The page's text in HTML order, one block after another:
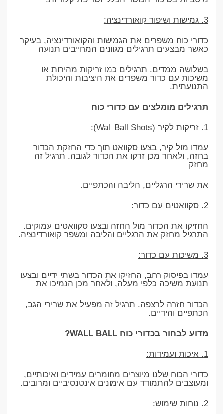
3. גמישות ושיפור קואורדינציה:
כדורי כוח משפרים את הגמישות והקואורדינציה, בעיקר
כאשר מבצעים תרגילים מגוונים המחייבים תנועה
בשלושה ממדים. תרגילים כמו זריקות מהירות או
משיכות עם כדור משפרים את היציבות והיכולת
התנועתית.
תרגילים מומלצים עם כדורי כוח
1. זריקות לקיר (Wall Ball Shots):
עמדו מול קיר, בצעו סקוואט תוך כדי החזקת הכדור
בחזה, ולאחר מכן זרקו את הכדור לגובה. תרגיל זה
מחזק
את שרירי הרגליים, הליבה והכתפיים.
2. סקוואטים עם כדור:
החזיקו את הכדור מול החזה ובצעו סקוואטים עמוקים.
התרגיל מחזק את הרגליים והליבה ומשפר קואורדינציה.
3. משיכות עם כדור:
עמדו בפיסוק רחב, החזיקו את הכדור בשתי ידיים ובצעו
תנועת משיכה כלפי מעלה, ולאחר מכן הנמיכו את
הכדור חזרה לרצפה. תרגיל זה מפעיל את שרירי הגב,
הכתפיים והידיים.
מדוע לבחור בכדורי כוח WALL BALL?
1. איכות ועמידות:
כדורי הכוח שלנו מיוצרים מחומרים עמידים ואיכותיים,
ומעוצבים להתמודד עם אימונים אינטנסיביים ומרובים.
2. נוחות שימוש: